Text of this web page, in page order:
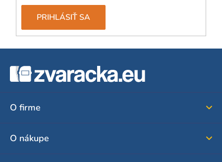
PRIHLÁSIŤ SA
O firme
O nákupe